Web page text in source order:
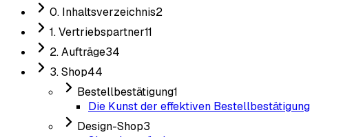
0. Inhaltsverzeichnis2
1. Vertriebspartner11
2. Aufträge34
3. Shop44
Bestellbestätigung1
Die Kunst der effektiven Bestellbestätigung
Design-Shop3